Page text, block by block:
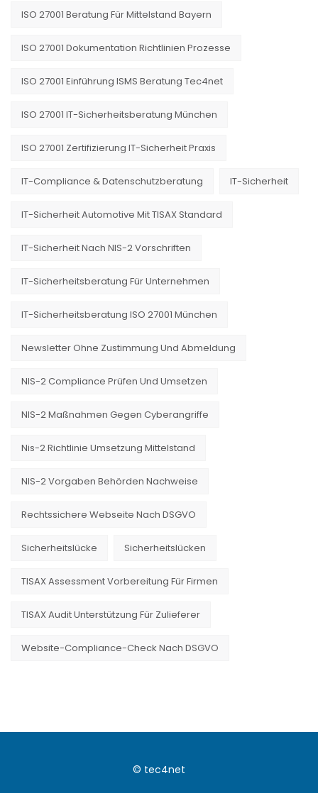
ISO 27001 Beratung Für Mittelstand Bayern
ISO 27001 Dokumentation Richtlinien Prozesse
ISO 27001 Einführung ISMS Beratung Tec4net
ISO 27001 IT-Sicherheitsberatung München
ISO 27001 Zertifizierung IT-Sicherheit Praxis
IT-Compliance & Datenschutzberatung IT-Sicherheit
IT-Sicherheit Automotive Mit TISAX Standard
IT-Sicherheit Nach NIS-2 Vorschriften
IT-Sicherheitsberatung Für Unternehmen
IT-Sicherheitsberatung ISO 27001 München
Newsletter Ohne Zustimmung Und Abmeldung
NIS-2 Compliance Prüfen Und Umsetzen
NIS-2 Maßnahmen Gegen Cyberangriffe
Nis-2 Richtlinie Umsetzung Mittelstand
NIS-2 Vorgaben Behörden Nachweise
Rechtssichere Webseite Nach DSGVO
Sicherheitslücke Sicherheitslücken
TISAX Assessment Vorbereitung Für Firmen
TISAX Audit Unterstützung Für Zulieferer
Website-Compliance-Check Nach DSGVO
© tec4net